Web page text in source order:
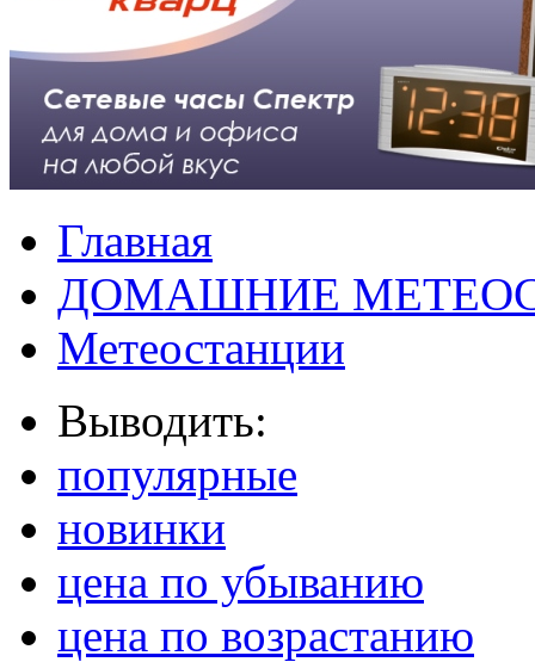
Главная
ДОМАШНИЕ
Метеостанции
Выводить:
популярные
новинки
цена по убыванию
цена по возрастанию